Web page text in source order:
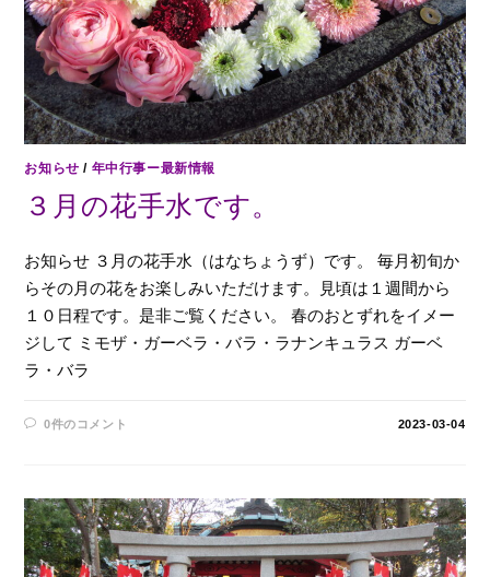
お知らせ / 年中行事ー最新情報
３月の花手水です。
お知らせ ３月の花手水（はなちょうず）です。 毎月初旬か
らその月の花をお楽しみいただけます。見頃は１週間から
１０日程です。是非ご覧ください。 春のおとずれをイメー
ジして ミモザ・ガーベラ・バラ・ラナンキュラス ガーベ
ラ・バラ
0件のコメント 2023-03-04